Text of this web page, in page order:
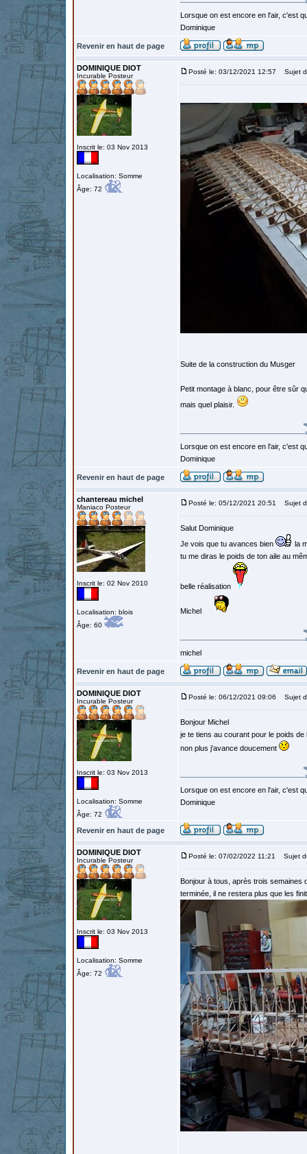
Lorsque on est encore en l'air, c'est
Dominique
Revenir en haut de page
DOMINIQUE DIOT
Incurable Posteur
Inscrit le: 03 Nov 2013
Localisation: Somme
Âge: 72
Posté le: 03/12/2021 12:57 Sujet
Suite de la construction du Musger
Petit montage à blanc, pour être sûr
mais quel plaisir.
Lorsque on est encore en l'air, c'est
Dominique
Revenir en haut de page
chantereau michel
Maniaco Posteur
Inscrit le: 02 Nov 2010
Localisation: blois
Âge: 60
Posté le: 05/12/2021 20:51 Sujet
Salut Dominique
Je vois que tu avances bien
la
tu me diras le poids de ton aile au
belle réalisation
Michel
michel
Revenir en haut de page
DOMINIQUE DIOT
Incurable Posteur
Inscrit le: 03 Nov 2013
Localisation: Somme
Âge: 72
Posté le: 06/12/2021 09:06 Sujet
Bonjour Michel
je te tiens au courant pour le poids
non plus j'avance doucement
Lorsque on est encore en l'air, c'est
Dominique
Revenir en haut de page
DOMINIQUE DIOT
Incurable Posteur
Inscrit le: 03 Nov 2013
Localisation: Somme
Âge: 72
Posté le: 07/02/2022 11:21 Sujet
Bonjour à tous, après trois semaines
terminée, il ne restera plus que les